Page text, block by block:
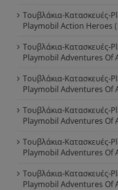
Τουβλάκια-Κατασκευές-
Playmobil Action Heroes
Τουβλάκια-Κατασκευές-
Playmobil Adventures Of
Τουβλάκια-Κατασκευές-
Playmobil Adventures Of
Τουβλάκια-Κατασκευές-
Playmobil Adventures Of
Τουβλάκια-Κατασκευές-
Playmobil Adventures Of
Τουβλάκια-Κατασκευές-
Playmobil Adventures Of